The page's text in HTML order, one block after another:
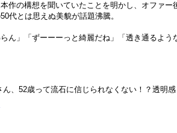
作の構想を聞いていたことを明かし、オファ
代とは思えぬ美貌が話題沸騰。
ん」「ずーーーっと綺麗だね」「透き通るよ
、52歳って流石に信じられなくない！？透明